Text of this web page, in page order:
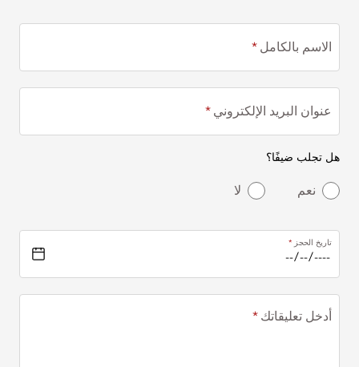
الاسم بالكامل
عنوان البريد الإلكتروني
هل تجلب ضيفًا؟
نعم لا
تاريخ الحجز
أدخل تعليقاتك